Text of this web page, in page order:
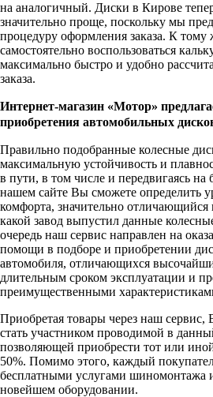
на аналогичный. Диски в Кирове
значительно проще, поскольку мы
процедуру оформления заказа. К
самостоятельно воспользоваться
максимально быстро и удобно
заказа.
Интернет-магазин «Мотор»
приобретения автомобильных
Правильно подобранные колесные
максимальную устойчивость и
в пути, в том числе и передвигаясь
нашем сайте Вы сможете определить
комфорта, значительно отличающийся
какой завод выпустил данные
очередь наш сервис направлен на
помощи в подборе и приобретении
автомобиля, отличающихся
длительным сроком эксплуатации и
преимущественными
Приобретая товары через наш
стать участником проводимой в
позволяющей приобрести тот или
50%. Помимо этого, каждый
бесплатными услугами шиномонтажа
новейшем оборудовании.